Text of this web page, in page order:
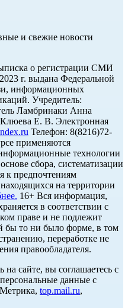
и свежие новости
о регистрации СМИ
г. выдана Федеральной
информационных
Учредитель:
Ламбринаки Анна
Е. В. Электронная
Телефон: 8(8216)72-
применяются
технологии
сбора, систематизации
к предпочтениям
на территории
16+ Вся информация,
в соответствии с
праве и не подлежит
бы то ни было форме, в том
переработке не
правообладателя.
сайте, вы соглашаетесь с
данные с
top.mail.ru,